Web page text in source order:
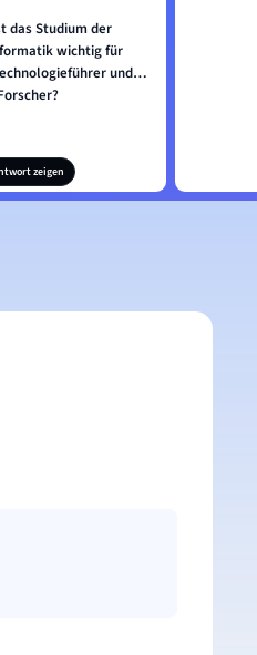
das Studium der
wichtig für
und
zeigen